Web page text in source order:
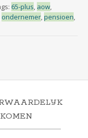
65-plus, aow,
ondernemer,pensioen,